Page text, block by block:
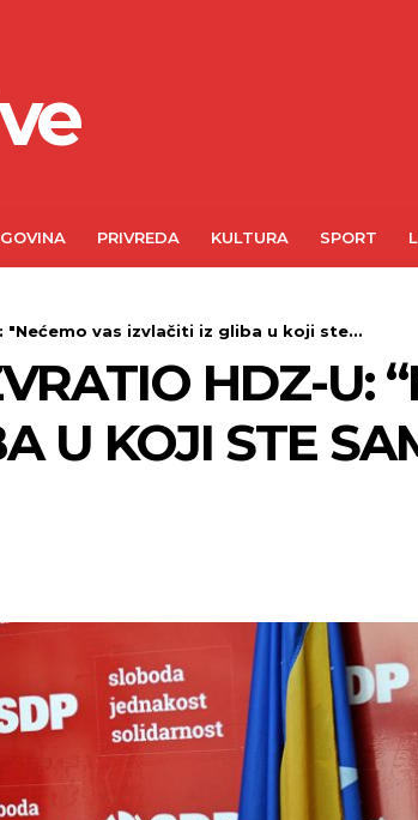
PRIVREDA KULTURA SPORT
"Nećemo vas izvlačiti iz gliba u koji ste...
HDZ-U:
U KOJI STE